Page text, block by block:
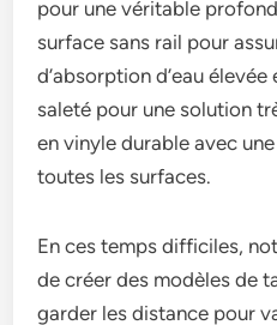
pour une véritable
surface sans rail pour
d’absorption d’eau élevée
saleté pour une solution
en vinyle durable avec
toutes les surfaces.
En ces temps difficiles,
de créer des modèles de
garder les distance pour